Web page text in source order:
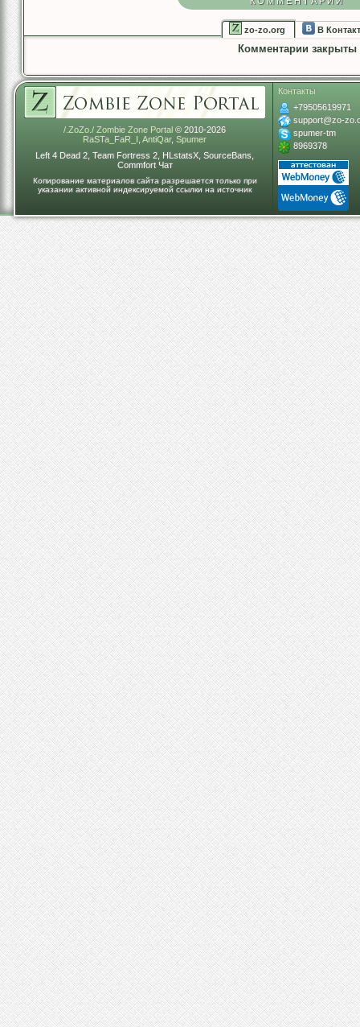
zo-zo.org В
Комментарии закрыты
/.ZoZo./ Zombie Zone Portal © 2010-2026
RaSTa_FaR_I AntiQar, Spumer
Left 4 Dead 2, Team Fortress 2, HLstatsX, SourceBans,
Commfort Чат
Копирование материалов сайта разрешается только при
указании активной индексируемой ссылки на источник
Контакты
+79505619971
support@zo-
spumer-tm
8969378